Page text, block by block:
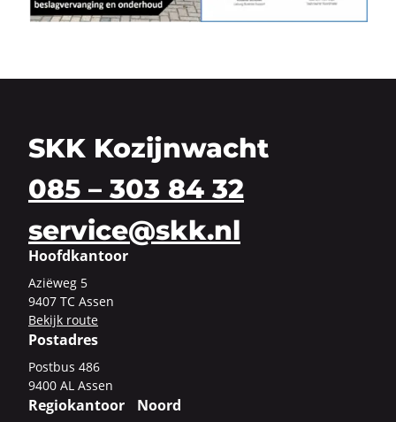
SKK Kozijnwacht
085 – 303 84 32
service@skk.nl
Hoofdkantoor
Azi­ë­weg 5
9407 TC Assen
Be­kijk route
Postadres
Post­bus 486
9400 AL Assen
Regiokantoor Noord